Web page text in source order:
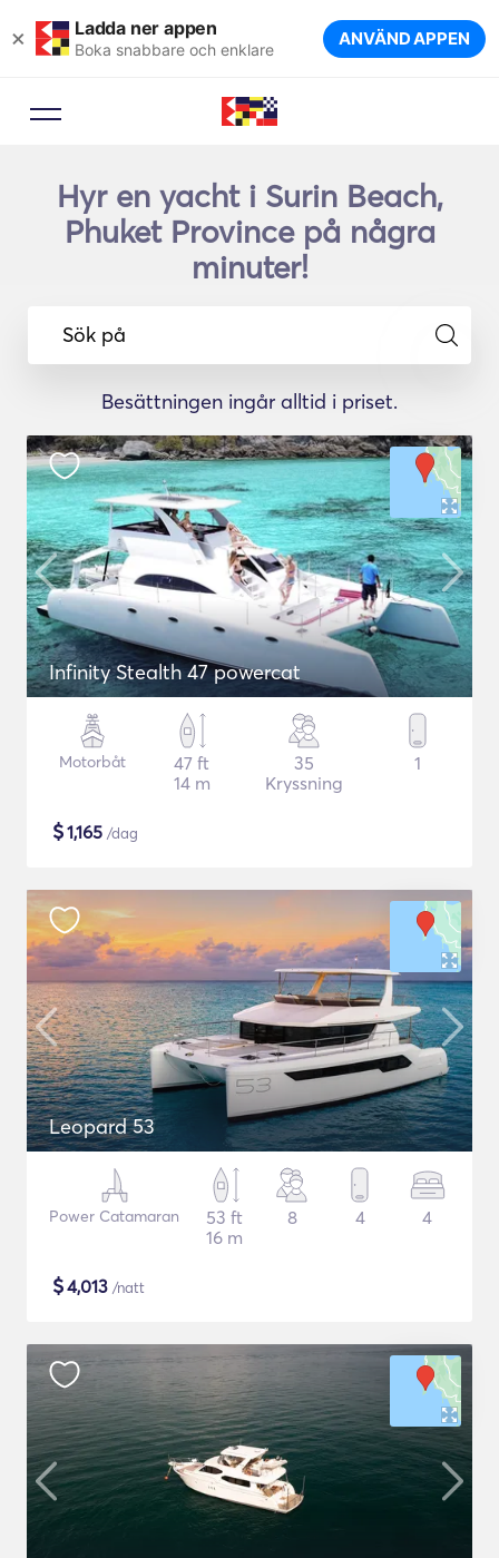
× Ladda ner appen
Boka snabbare och enklare ANVÄND APPEN
Hyr en yacht i Surin Beach,
Phuket Province på några
minuter!
Sök på
Besättningen ingår alltid i priset.
Infinity Stealth 47 powercat
Motorbåt
47 ft
14 m
35
Kryssning
1
$1,165 /dag
Leopard 53
Power Catamaran
53 ft
16 m
8 4 4
$4,013 /natt